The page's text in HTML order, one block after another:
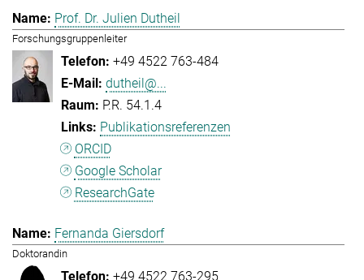
Prof. Dr. Julien Dutheil
Forschungsgruppenleiter
+49 4522 763-484
dutheil@...
P.R. 54.1.4
Publikationsreferenzen
ORCID
Google Scholar
ResearchGate
Fernanda Giersdorf
Doktorandin
+49 4522 763-295